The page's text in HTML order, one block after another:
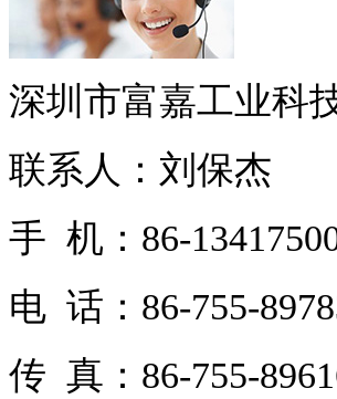
深圳市富嘉工业科
联系人：刘保杰
手 机：86-
电 话：86-755-
传 真：86-755-